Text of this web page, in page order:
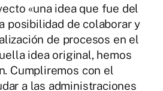
«una idea que fue del
posibilidad de colaborar y
de procesos en el
idea original, hemos
Cumpliremos con el
a las administraciones